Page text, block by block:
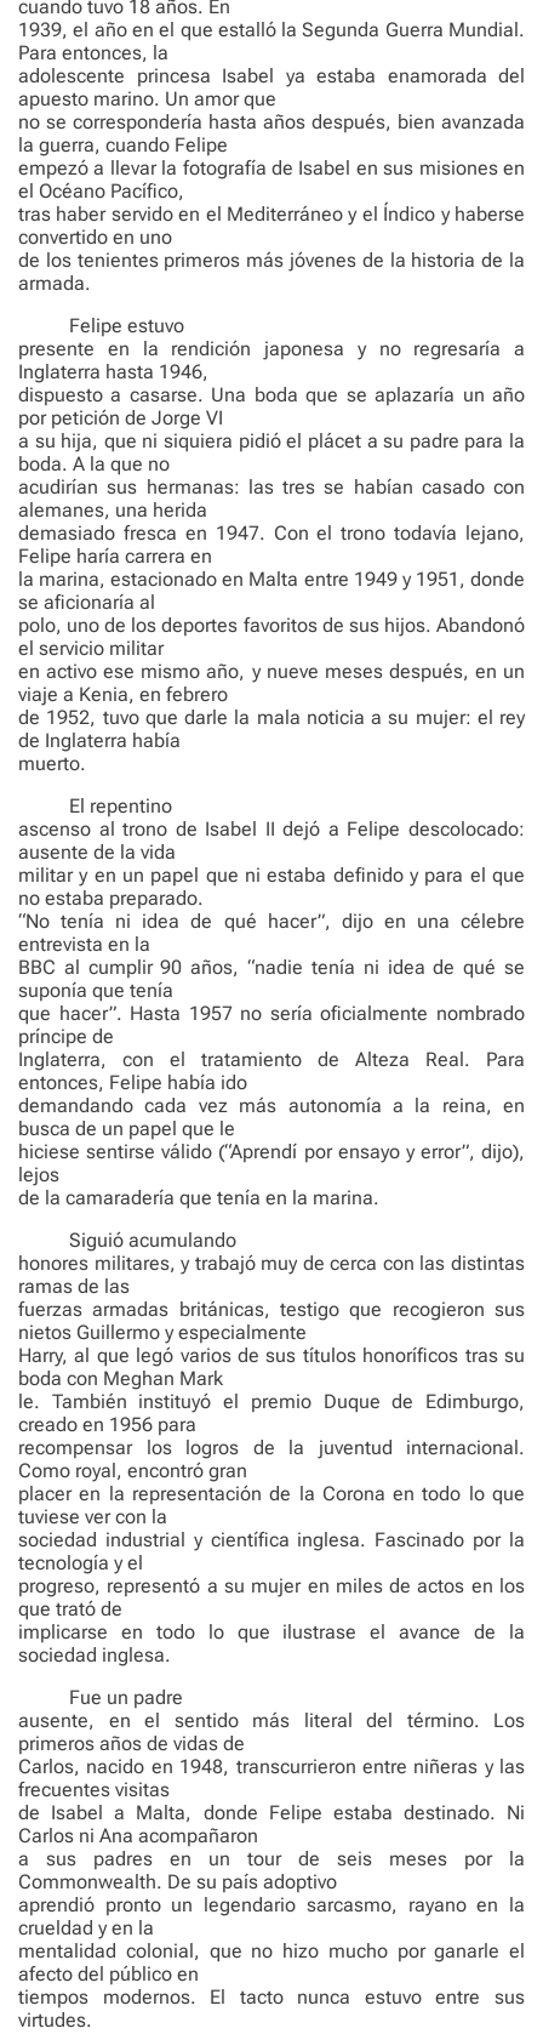
cuando tuvo 18 años. En
1939, el año en el que estalló la Segunda Guerra Mundial.
Para entonces, la
adolescente princesa Isabel ya estaba enamorada del
apuesto marino. Un amor que
no se correspondería hasta años después, bien avanzada
la guerra, cuando Felipe
empezó a llevar la fotografía de Isabel en sus misiones en
el Océano Pacífico,
tras haber servido en el Mediterráneo y el Índico y haberse
convertido en uno
de los tenientes primeros más jóvenes de la historia de la
armada.
Felipe estuvo
presente en la rendición japonesa y no regresaría a
Inglaterra hasta 1946,
dispuesto a casarse. Una boda que se aplazaría un año
por petición de Jorge VI
a su hija, que ni siquiera pidió el plácet a su padre para la
boda. A la que no
acudirían sus hermanas: las tres se habían casado con
alemanes, una herida
demasiado fresca en 1947. Con el trono todavía lejano,
Felipe haría carrera en
la marina, estacionado en Malta entre 1949 y 1951, donde
se aficionaría al
polo, uno de los deportes favoritos de sus hijos. Abandonó
el servicio militar
en activo ese mismo año, y nueve meses después, en un
viaje a Kenia, en febrero
de 1952, tuvo que darle la mala noticia a su mujer: el rey
de Inglaterra había
muerto.
El repentino
ascenso al trono de Isabel II dejó a Felipe descolocado:
ausente de la vida
militar y en un papel que ni estaba definido y para el que
no estaba preparado.
“No tenía ni idea de qué hacer”, dijo en una célebre
entrevista en la
BBC al cumplir 90 años, “nadie tenía ni idea de qué se
suponía que tenía
que hacer”. Hasta 1957 no sería oficialmente nombrado
príncipe de
Inglaterra, con el tratamiento de Alteza Real. Para
entonces, Felipe había ido
demandando cada vez más autonomía a la reina, en
busca de un papel que le
hiciese sentirse válido (“Aprendí por ensayo y error”, dijo),
lejos
de la camaradería que tenía en la marina.
Siguió acumulando
honores militares, y trabajó muy de cerca con las distintas
ramas de las
fuerzas armadas británicas, testigo que recogieron sus
nietos Guillermo y especialmente
Harry, al que legó varios de sus títulos honoríficos tras su
boda con Meghan Mark
le. También instituyó el premio Duque de Edimburgo,
creado en 1956 para
recompensar los logros de la juventud internacional.
Como royal, encontró gran
placer en la representación de la Corona en todo lo que
tuviese ver con la
sociedad industrial y científica inglesa. Fascinado por la
tecnología y el
progreso, representó a su mujer en miles de actos en los
que trató de
implicarse en todo lo que ilustrase el avance de la
sociedad inglesa.
Fue un padre
ausente, en el sentido más literal del término. Los
primeros años de vidas de
Carlos, nacido en 1948, transcurrieron entre niñeras y las
frecuentes visitas
de Isabel a Malta, donde Felipe estaba destinado. Ni
Carlos ni Ana acompañaron
a sus padres en un tour de seis meses por la
Commonwealth. De su país adoptivo
aprendió pronto un legendario sarcasmo, rayano en la
crueldad y en la
mentalidad colonial, que no hizo mucho por ganarle el
afecto del público en
tiempos modernos. El tacto nunca estuvo entre sus
virtudes.